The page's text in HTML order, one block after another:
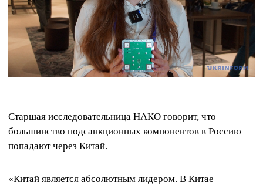
Старшая исследовательница НАКО говорит, что
большинство подсанкционных компонентов в Россию
попадают через Китай.
«Китай является абсолютным лидером. В Китае